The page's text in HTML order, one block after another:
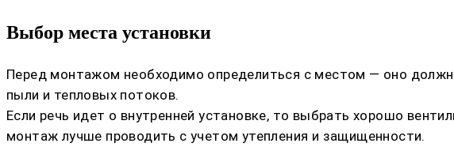
Выбор места установки
Перед монтажом необходимо определиться с местом — оно
пыли и тепловых потоков.
Если речь идет о внутренней установке, то выбрать хорошо
монтаж лучше проводить с учетом утепления и защищенности.